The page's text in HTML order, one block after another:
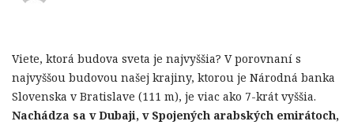
Viete, ktorá budova sveta je najvyššia? V porovnaní s
najvyššou budovou našej krajiny, ktorou je Národná banka
Slovenska v Bratislave (111 m), je viac ako 7-krát vyššia.
Nachádza sa v Dubaji, v Spojených arabských emirátoch,